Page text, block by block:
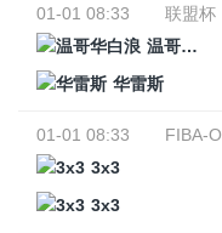
01-01 08:33
联盟杯
温哥华白浪
华雷斯
01-01 08:33
FIBA-
3x3
3x3